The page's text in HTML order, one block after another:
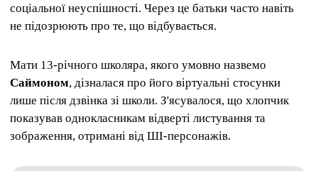
соціальної неуспішності. Через це батьки часто навіть
не підозрюють про те, що відбувається.
Мати 13-річного школяра, якого умовно назвемо
Саймоном, дізналася про його віртуальні стосунки
лише після дзвінка зі школи. З'ясувалося, що хлопчик
показував однокласникам відверті листування та
зображення, отримані від ШІ-персонажів.